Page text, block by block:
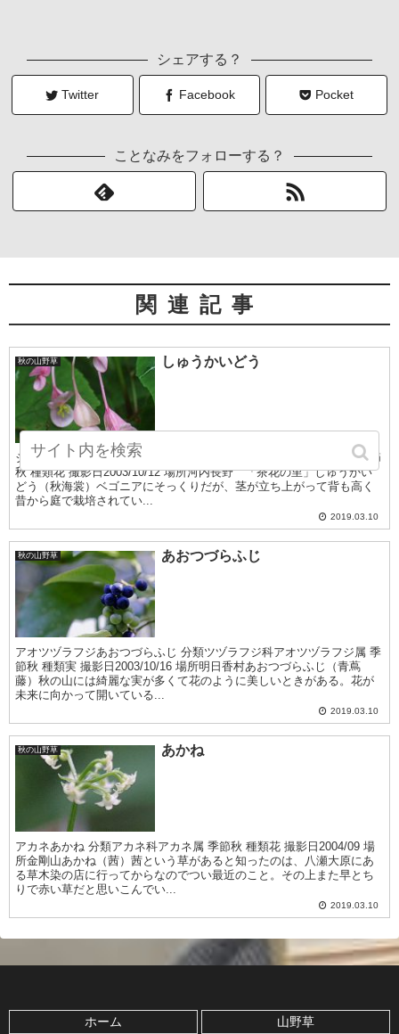
シェアする？
Twitter Facebook Pocket
ことなみをフォローする？
関連記事
秋の山野草 しゅうかいどう
シュウカイドウしゅうかいどう 分類シュウカイドウ科ベゴニア属 季節
秋 種類花 撮影日2003/10/12 場所河内長野 「茶花の里」しゅうかい
どう（秋海裳）ベゴニアにそっくりだが、茎が立ち上がって背も高く
昔から庭で栽培されてい...
2019.03.10
秋の山野草 あおつづらふじ
アオツヅラフジあおつづらふじ 分類ツヅラフジ科アオツヅラフジ属 季
節秋 種類実 撮影日2003/10/16 場所明日香村あおつづらふじ（青蔦
藤）秋の山には綺麗な実が多くて花のように美しいときがある。花が
未来に向かって開いている...
2019.03.10
秋の山野草 あかね
アカネあかね 分類アカネ科アカネ属 季節秋 種類花 撮影日2004/09 場
所金剛山あかね（茜）茜という草があると知ったのは、八瀬大原にあ
る草木染の店に行ってからなのでつい最近のこと。その上また早とち
りで赤い草だと思いこんでい...
2019.03.10
ホーム 山野草